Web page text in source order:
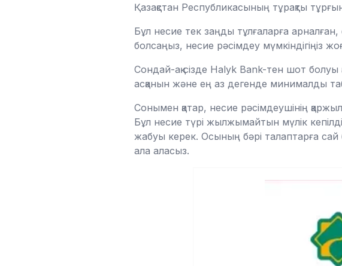
Қазақстан Республикасының тұрақты
Бұл несие тек заңды тұлғаларға арналған,
болсаңыз, несие рәсімдеу мүмкіндігіңіз
Сондай-ақ сізде Halyk Bank-тен шот болуы
асқанын және ең аз дегенде минималды
Сонымен қатар, несие рәсімдеушінің
Бұл несие түрі жылжымайтын мүлік
жабуы керек. Осының бәрі талаптарға сай
ала аласыз.